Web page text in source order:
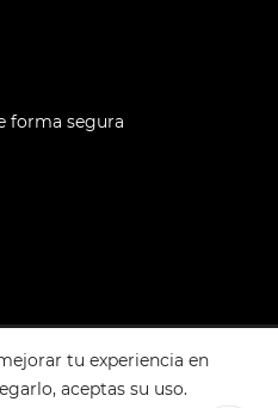
forma segura
Todos los derechos
tu experiencia en
aceptas su uso.